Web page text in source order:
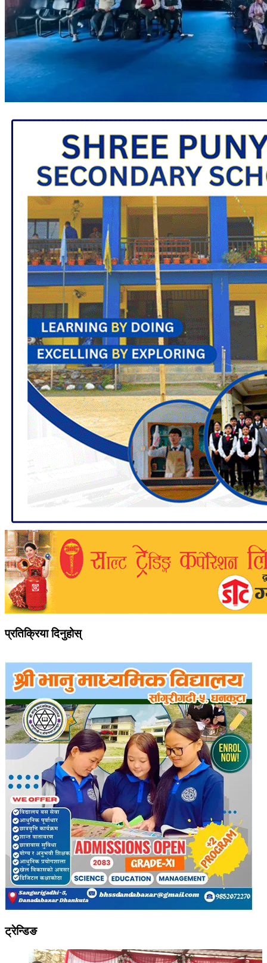
प्रतिक्रिया दिनुहोस्
ट्रेन्डिङ